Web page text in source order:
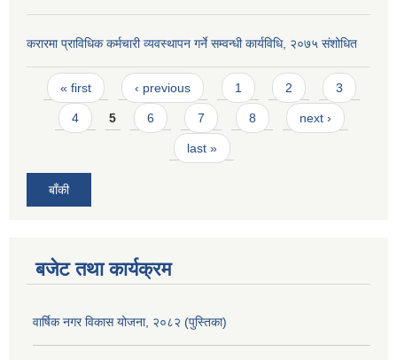
करारमा प्राविधिक कर्मचारी व्यवस्थापन गर्ने सम्वन्धी कार्यविधि, २०७५ संशोधित
Pages
« first ‹ previous 1 2 3
4 5 6 7 8 next ›
last »
बाँकी
बजेट तथा कार्यक्रम
वार्षिक नगर विकास योजना, २०८२ (पुस्तिका)